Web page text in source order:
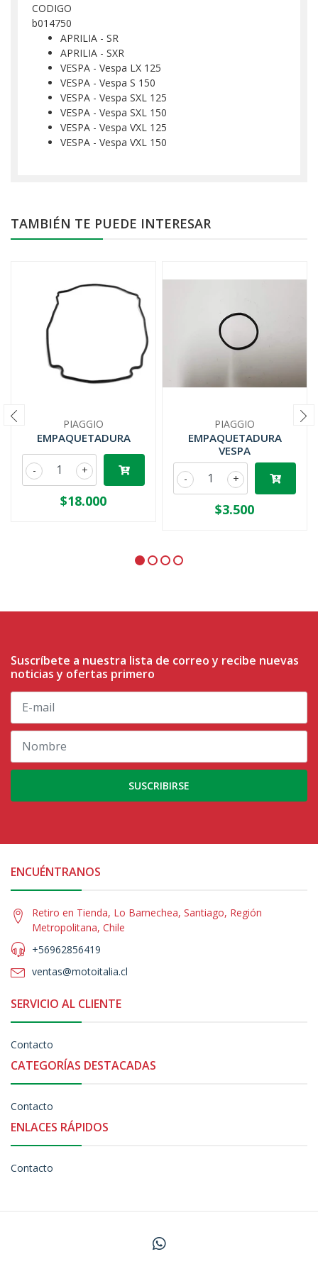
CODIGO
b014750
APRILIA - SR
APRILIA - SXR
VESPA - Vespa LX 125
VESPA - Vespa S 150
VESPA - Vespa SXL 125
VESPA - Vespa SXL 150
VESPA - Vespa VXL 125
VESPA - Vespa VXL 150
TAMBIÉN TE PUEDE INTERESAR
PIAGGIO
EMPAQUETADURA
+
-
$18.000
PIAGGIO
EMPAQUETADURA
VESPA
+
-
$3.500
Suscríbete a nuestra lista de correo y recibe nuevas
noticias y ofertas primero
SUSCRIBIRSE
ENCUÉNTRANOS
Retiro en Tienda, Lo Barnechea, Santiago, Región
Metropolitana, Chile
+56962856419
ventas@motoitalia.cl
SERVICIO AL CLIENTE
Contacto
CATEGORÍAS DESTACADAS
Contacto
ENLACES RÁPIDOS
Contacto